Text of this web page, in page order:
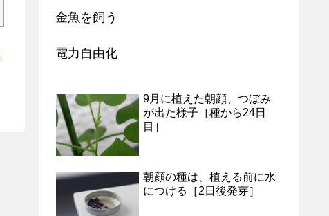
金魚を飼う
電力自由化
9月に植えた朝顔、つぼみ
が出た様子［種から24日
目］
朝顔の種は、植える前に水
につける［2日後発芽］